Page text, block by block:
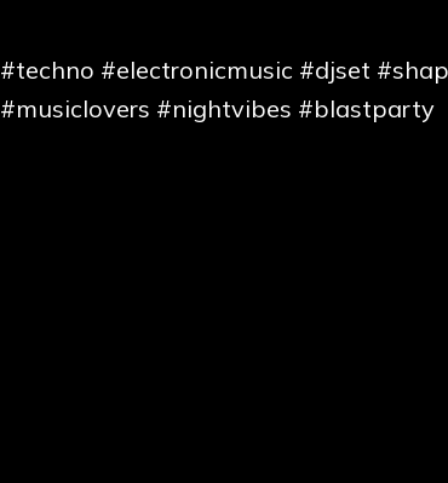
#techno #electronicmusic #djset
#musiclovers #nightvibes #blastparty